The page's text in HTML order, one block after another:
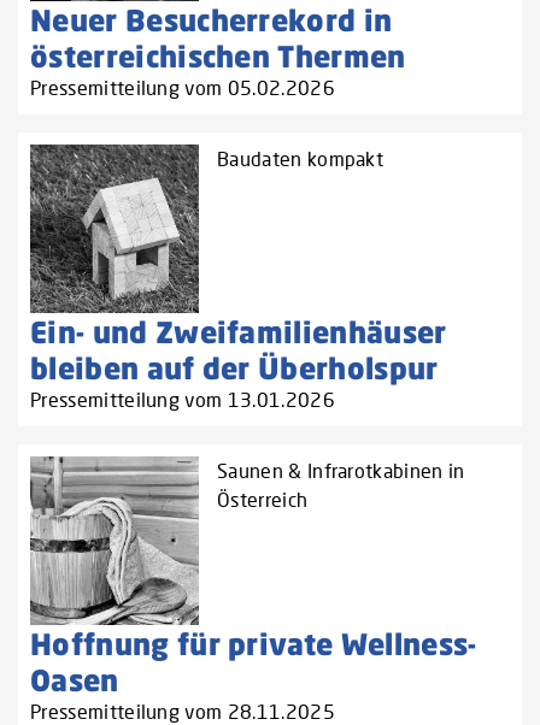
Neuer Besucherrekord in
österreichischen Thermen
Pressemitteilung vom 05.02.2026
Baudaten kompakt
Ein- und Zweifamilienhäuser
bleiben auf der Überholspur
Pressemitteilung vom 13.01.2026
Saunen & Infrarotkabinen in
Österreich
Hoffnung für private Wellness-
Oasen
Pressemitteilung vom 28.11.2025